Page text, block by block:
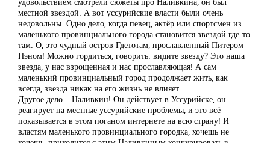
местной звездой. А вот уссурийские власти были очень
недовольны. Одно дело, когда певец, актёр или спортсмен из
маленького провинциального города становится звездой где-то
там. О, это чудный остров Гдетотам, прославленный Питером
Пэном! Можно гордиться, говорить: видите звезду? Это наша
звезда, у нас взрощенная и нас прославляющая! А сам
маленький провинциальный город продолжает жить, как
всегда, звезда никак на его жизнь не влияет…
Другое дело – Наливкин! Он действует в Уссурийске, он
реагирует на местные уссурийские проблемы, и это всё
показывается в этом поганом интернете на всю страну! И
властям маленького провинциального городка, хочешь не